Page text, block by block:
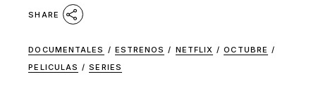
SHARE
DOCUMENTALES / ESTRENOS / NETFLIX / OCTUBRE /
PELICULAS / SERIES